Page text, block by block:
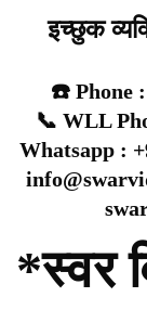
इच्छुक
☎️ Phone :
📞 WLL
Whatsapp :
*स्वर